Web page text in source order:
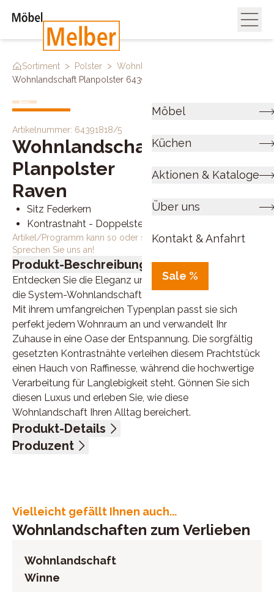
Möbel
Küchen
Aktionen & Kataloge
Über uns
Kontakt & Anfahrt
Sale %
Sortiment > Polster > Wohnlandschaften
Wohnlandschaft Planpolster 64391818 5
Artikelnummer: 64391818/5
Wohnlandschaft
Planpolster
Raven
Sitz Federkern
Kontrastnaht - Doppelsteppnaht beige
Artikel/Programm kann so oder so ähnlich bestellt werden.
Sprechen Sie uns an!
Produkt-Beschreibung
Entdecken Sie die Eleganz und den Komfort, die Ihnen
die System-Wohnlandschaft von Planpolster bietet.
Mit ihrem umfangreichen Typenplan passt sie sich
perfekt jedem Wohnraum an und verwandelt Ihr
Zuhause in eine Oase der Entspannung. Die sorgfältig
gesetzten Kontrastnähte verleihen diesem Prachtstück
einen Hauch von Raffinesse, während die hochwertige
Verarbeitung für Langlebigkeit steht. Gönnen Sie sich
diesen Luxus und erleben Sie, wie diese
Wohnlandschaft Ihren Alltag bereichert.
Produkt-Details
Bezug Microfaser, Nutzschicht: 100% Polyester,
170/96/92 cm
Eckige Spitzecke, Rücken echt, BHT ca. 89/96/89 cm
ca. 129/96/92 cm
Stellmaß ca. 259 x 218 cm
Produzent
E-Mail-Adresse: office@polipol.de
UID (Umsatzsteuer-Identifikationsnummer): DE
261794943
Vielleicht gefällt Ihnen auch...
Wohnlandschaften zum Verlieben
Wohnlandschaft
Winne